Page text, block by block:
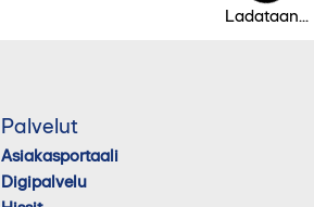
Ladataan...
Palvelut
Asiakasportaali
Digipalvelu